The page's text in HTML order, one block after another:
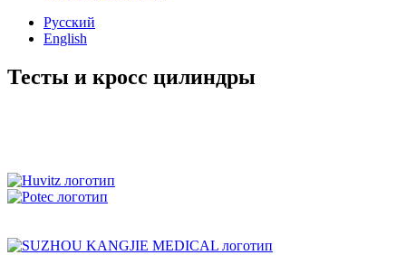
Русский
English
Тесты и кросс цилиндры